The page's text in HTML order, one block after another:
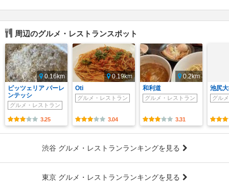
周辺のグルメ・レストランスポット
0.16km
ピッツェリア パーレ
ンテッシ
グルメ・レストラン
3.25
0.19km
Oti
グルメ・レストラン
3.04
0.2km
和利道
グルメ・レストラン
3.31
池尻
グル
渋谷 グルメ・レストランランキングを見る
東京 グルメ・レストランランキングを見る